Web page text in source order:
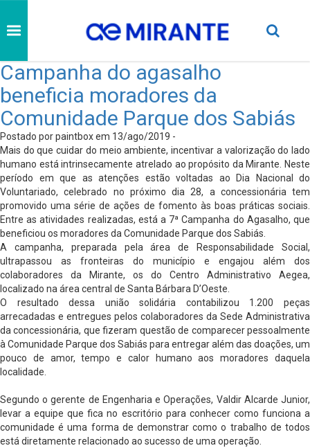
Campanha do agasalho
beneficia moradores da
Comunidade Parque dos Sabiás
Postado por paintbox em 13/ago/2019 -
Mais do que cuidar do meio ambiente, incentivar a valorização do lado
humano está intrinsecamente atrelado ao propósito da Mirante. Neste
período em que as atenções estão voltadas ao Dia Nacional do
Voluntariado, celebrado no próximo dia 28, a concessionária tem
promovido uma série de ações de fomento às boas práticas sociais.
Entre as atividades realizadas, está a 7ª Campanha do Agasalho, que
beneficiou os moradores da Comunidade Parque dos Sabiás.
A campanha, preparada pela área de Responsabilidade Social,
ultrapassou as fronteiras do município e engajou além dos
colaboradores da Mirante, os do Centro Administrativo Aegea,
localizado na área central de Santa Bárbara D’Oeste.
O resultado dessa união solidária contabilizou 1.200 peças
arrecadadas e entregues pelos colaboradores da Sede Administrativa
da concessionária, que fizeram questão de comparecer pessoalmente
à Comunidade Parque dos Sabiás para entregar além das doações, um
pouco de amor, tempo e calor humano aos moradores daquela
localidade.
Segundo o gerente de Engenharia e Operações, Valdir Alcarde Junior,
levar a equipe que fica no escritório para conhecer como funciona a
comunidade é uma forma de demonstrar como o trabalho de todos
está diretamente relacionado ao sucesso de uma operação.